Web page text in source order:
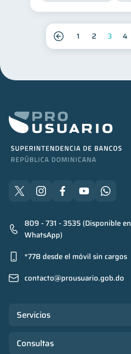
1 2 3 4
809 - 731 - 3535 (Disponible en
WhatsApp)
*778 desde el móvil sin cargos
contacto@prousuario.gob.do
Servicios
Consultas